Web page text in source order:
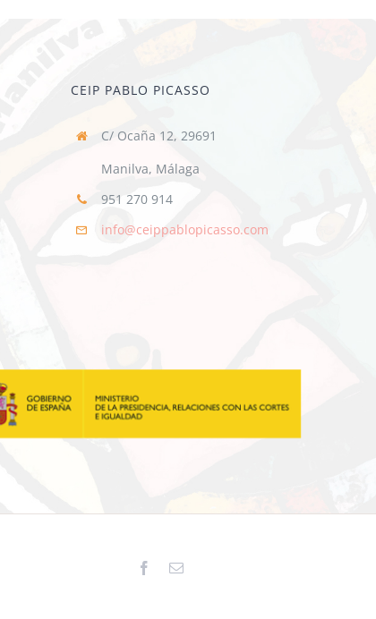
CEIP PABLO PICASSO
C/ Ocaña 12, 29691
Manilva, Málaga
951 270 914
info@ceippablopicasso.com